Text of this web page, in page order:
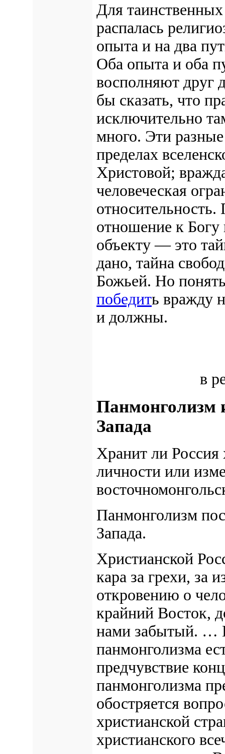
Для
распалась
опыта и на два
Оба опыта и оба
восполняют друг
бы сказать, что
исключительно
много. Эти
пределах
Христовой;
человеческая
относительность.
отношение к Богу
объекту — это
дано, тайна
Божьей. Но
победить вражду
и должны.
в
Панмонголизм
Запада
Хранит ли Россия
личности или
Панмонголизм
Запада.
Христианской
кара за грехи, за
откровению о
крайний Восток,
нами забытый. …
панмонголизма
предчувствие
панмонголизма
обостряется
христианской
христианского